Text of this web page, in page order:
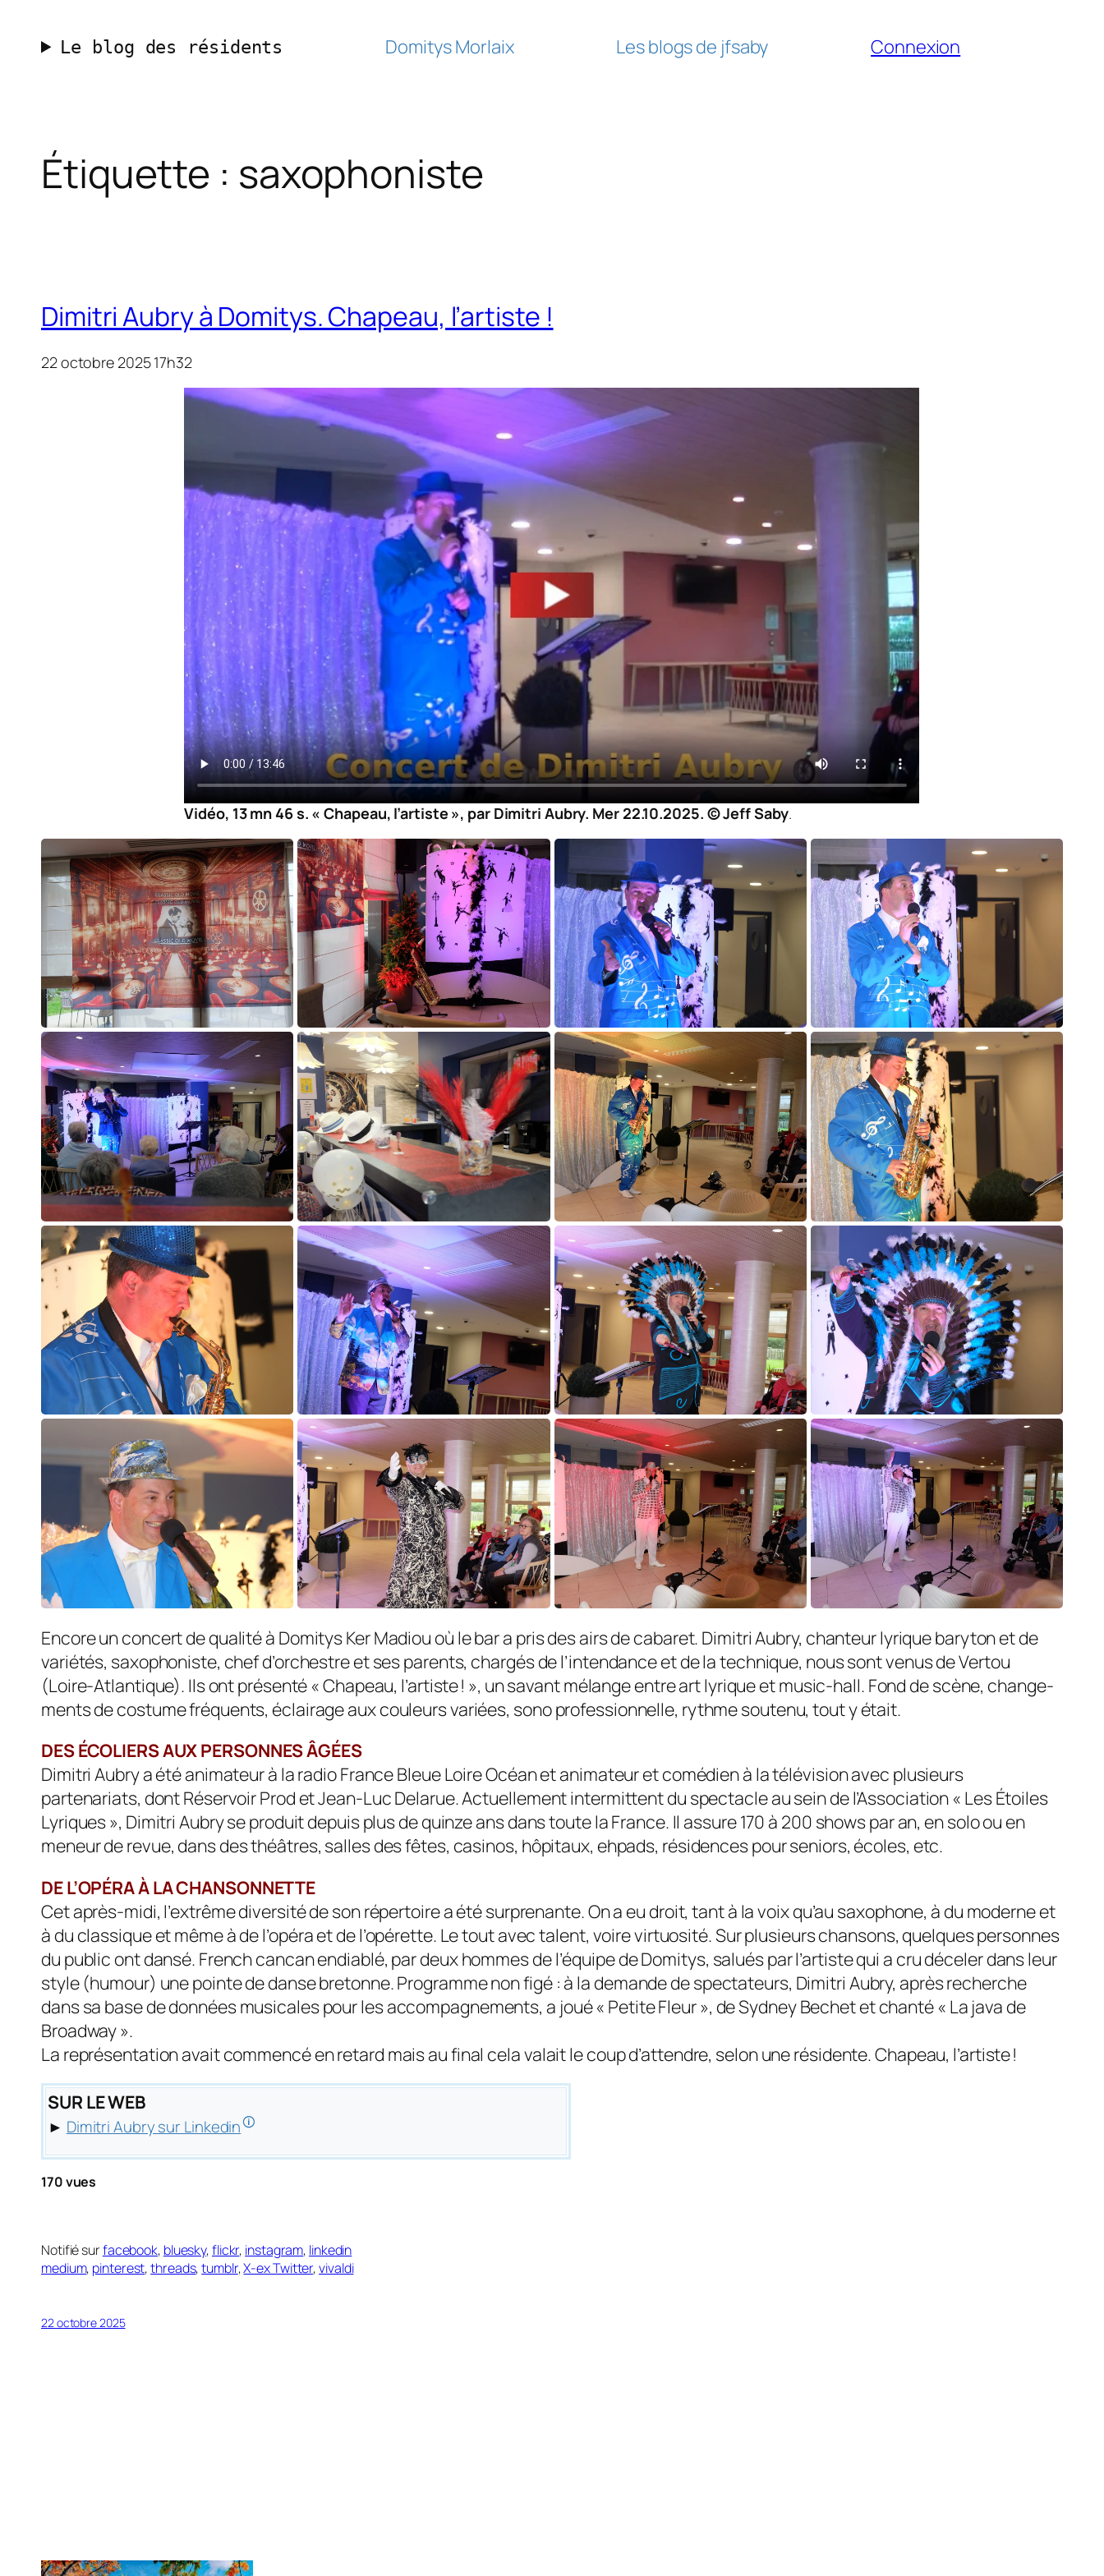
contenu
Le blog des résidents Domitys Morlaix Les blogs de jfsaby Connexion
Étiquette : saxophoniste
Dimitri Aubry à Domitys. Chapeau, l’artiste !
22 octobre 2025 17h32
Vidéo, 13 mn 46 s. « Chapeau, l’artiste », par Dimitri Aubry. Mer 22.10.2025. © Jeff Saby.
Encore un concert de qualité à Domitys Ker Madiou où le bar a pris des airs de cabaret. Dimitri Aubry, chanteur lyrique baryton et de
variétés, saxophoniste, chef d’or­chestre et ses parents, chargés de l’intendance et de la technique, nous sont venus de Vertou
(Loire-Atlantique). Ils ont présenté « Chapeau, l’artiste ! », un savant mélange entre art lyrique et music-hall. Fond de scène, change­
ments de costume fréquents, éclairage aux couleurs variées, sono professionnelle, rythme soutenu, tout y était.
DES ÉCOLIERS AUX PERSONNES ÂGÉES
Dimitri Aubry a été animateur à la radio France Bleue Loire Océan et animateur et comédien à la télévision avec plusieurs
partenariats, dont Réservoir Prod et Jean-Luc Delarue. Actuellement intermittent du spectacle au sein de l’Association « Les Étoiles
Lyriques », Dimitri Aubry se produit depuis plus de quinze ans dans toute la France. Il assure 170 à 200 shows par an, en solo ou en
meneur de revue, dans des théâtres, salles des fêtes, casinos, hôpitaux, ehpads, résidences pour seniors, écoles, etc.
DE L’OPÉRA À LA CHANSONNETTE
Cet après-midi, l’extrême diversité de son répertoire a été sur­pre­nante. On a eu droit, tant à la voix qu’au saxophone, à du moderne et
à du classique et même à de l’opéra et de l’opé­rette. Le tout avec talent, voire virtuosité. Sur plusieurs chansons, quelques personnes
du public ont dansé. French cancan endiablé, par deux hommes de l’équipe de Domitys, salués par l’artiste qui a cru déceler dans leur
style (humour) une pointe de danse bretonne. Programme non figé : à la demande de spectateurs, Dimitri Aubry, après recherche
dans sa base de données musicales pour les accompagnements, a joué « Petite Fleur », de Sydney Bechet et chanté « La java de
Broadway ».
La représentation avait commencé en retard mais au final cela valait le coup d’attendre, selon une résidente. Chapeau, l’artiste !
SUR LE WEB
► Dimitri Aubry sur Linkedin🛈
170 vues
Notifié surfacebook, bluesky,flickr, instagram, linkedin
medium, pinterest,threads,tumblr,X-ex Twitter,vivaldi
22 octobre 2025